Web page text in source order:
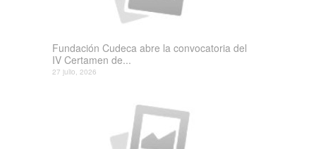
Fundación Cudeca abre la convocatoria del
IV Certamen de...
27 julio, 2026